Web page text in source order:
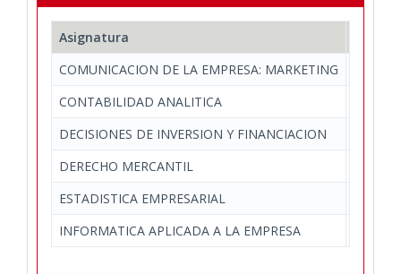
Asignatura
COMUNICACION DE LA EMPRESA: MARKETING
CONTABILIDAD ANALITICA
DECISIONES DE INVERSION Y FINANCIACION
DERECHO MERCANTIL
ESTADISTICA EMPRESARIAL
INFORMATICA APLICADA A LA EMPRESA